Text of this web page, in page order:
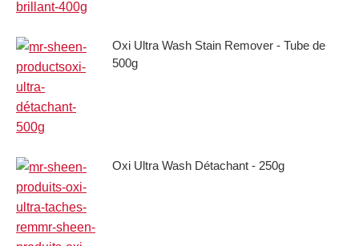
Oxi Ultra Wash Stain Remover - Tube de
500g
Oxi Ultra Wash Détachant - 250g